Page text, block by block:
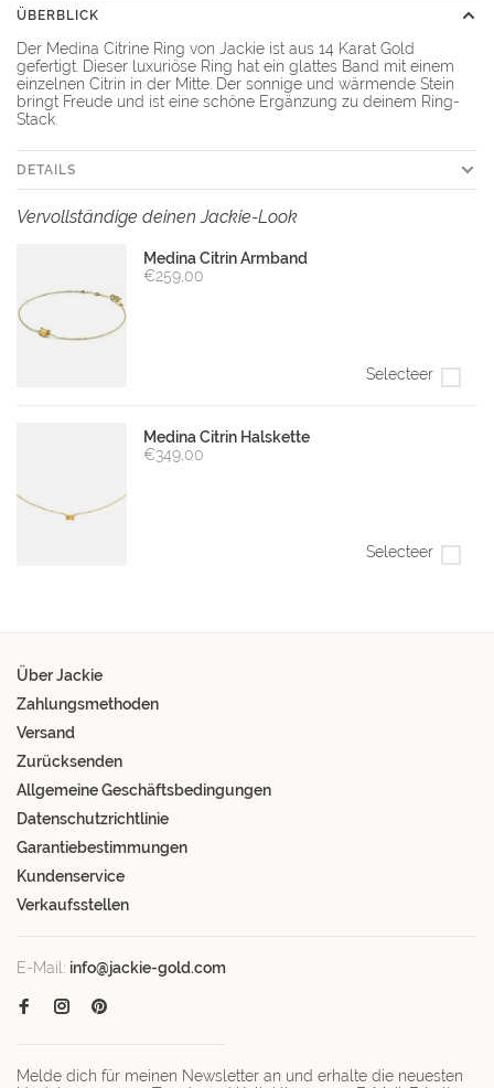
ÜBERBLICK
Der Medina Citrine Ring von Jackie ist aus 14 Karat Gold
gefertigt. Dieser luxuriöse Ring hat ein glattes Band mit einem
einzelnen Citrin in der Mitte. Der sonnige und wärmende Stein
bringt Freude und ist eine schöne Ergänzung zu deinem Ring-
Stack.
DETAILS
Vervollständige deinen Jackie-Look
Medina Citrin Armband
€259,00
Selecteer
Medina Citrin Halskette
€349,00
Selecteer
Über Jackie
Zahlungsmethoden
Versand
Zurücksenden
Allgemeine Geschäftsbedingungen
Datenschutzrichtlinie
Garantiebestimmungen
Kundenservice
Verkaufsstellen
E-Mail: info@jackie-gold.com
Melde dich für meinen Newsletter an und erhalte die neuesten